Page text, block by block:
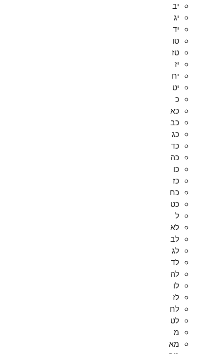
יב
יג
יד
טו
טז
יז
יח
יט
כ
כא
כב
כג
כד
כה
כו
כז
כח
כט
ל
לא
לב
לג
לד
לה
לו
לז
לח
לט
מ
מא